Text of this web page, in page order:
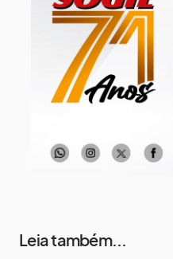
10 de agosto
Segunda-Feira
11 de agosto
Terça-Feira
Leia também...